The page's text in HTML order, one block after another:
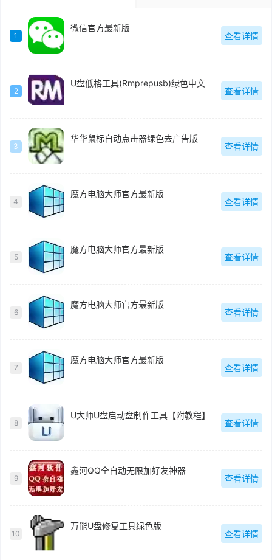
1
微信官方最新版
查看详情
2
U盘低格工具(Rmprepusb)绿色中文
查看详情
3
华华鼠标自动点击器绿色去广告版
查看详情
4
魔方电脑大师官方最新版
查看详情
5
魔方电脑大师官方最新版
查看详情
6
魔方电脑大师官方最新版
查看详情
7
魔方电脑大师官方最新版
查看详情
8
U大师U盘启动盘制作工具【附教程】
查看详情
9
鑫河QQ全自动无限加好友神器
查看详情
10
万能U盘修复工具绿色版
查看详情